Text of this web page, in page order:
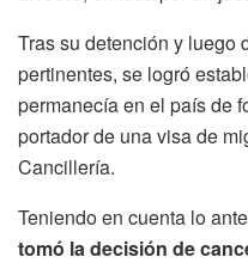
Tras su detención y luego
pertinentes, se logró
permanecía en el país de
portador de una visa de
Cancillería.
Teniendo en cuenta lo
tomó la decisión de